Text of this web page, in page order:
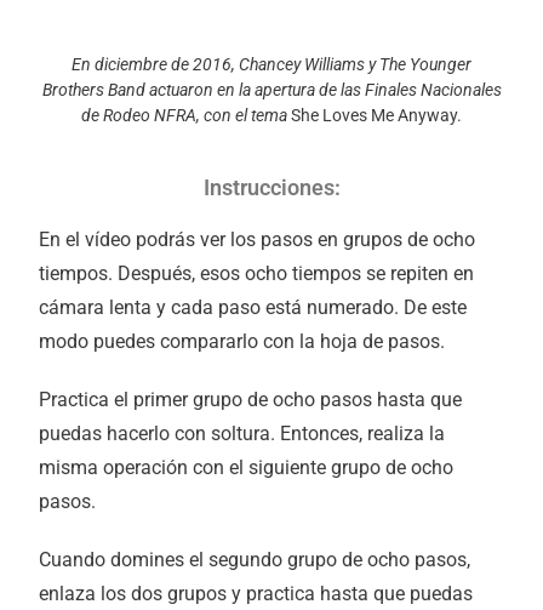
En diciembre de 2016, Chancey Williams y The Younger
Brothers Band actuaron en la apertura de las Finales Nacionales
de Rodeo NFRA, con el temaShe Loves Me Anyway.
Instrucciones:
En el vídeo podrás ver los pasos en grupos de ocho
tiempos. Después, esos ocho tiempos se repiten en
cámara lenta y cada paso está numerado. De este
modo puedes compararlo con la hoja de pasos.
Practica el primer grupo de ocho pasos hasta que
puedas hacerlo con soltura. Entonces, realiza la
misma operación con el siguiente grupo de ocho
pasos.
Cuando domines el segundo grupo de ocho pasos,
enlaza los dos grupos y practica hasta que puedas